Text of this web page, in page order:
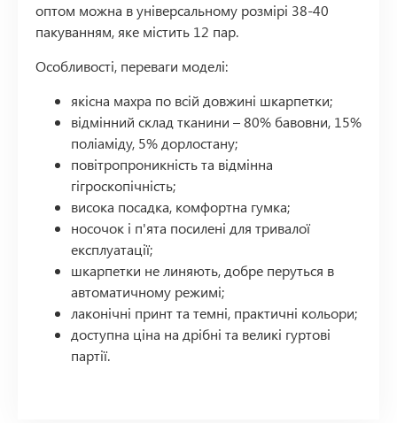
оптом можна в універсальному розмірі 38-40
пакуванням, яке містить 12 пар.
Особливості, переваги моделі:
якісна махра по всій довжині шкарпетки;
відмінний склад тканини – 80% бавовни, 15%
поліаміду, 5% дорлостану;
повітропроникність та відмінна
гігроскопічність;
висока посадка, комфортна гумка;
носочок і п'ята посилені для тривалої
експлуатації;
шкарпетки не линяють, добре перуться в
автоматичному режимі;
лаконічні принт та темні, практичні кольори;
доступна ціна на дрібні та великі гуртові
партії.